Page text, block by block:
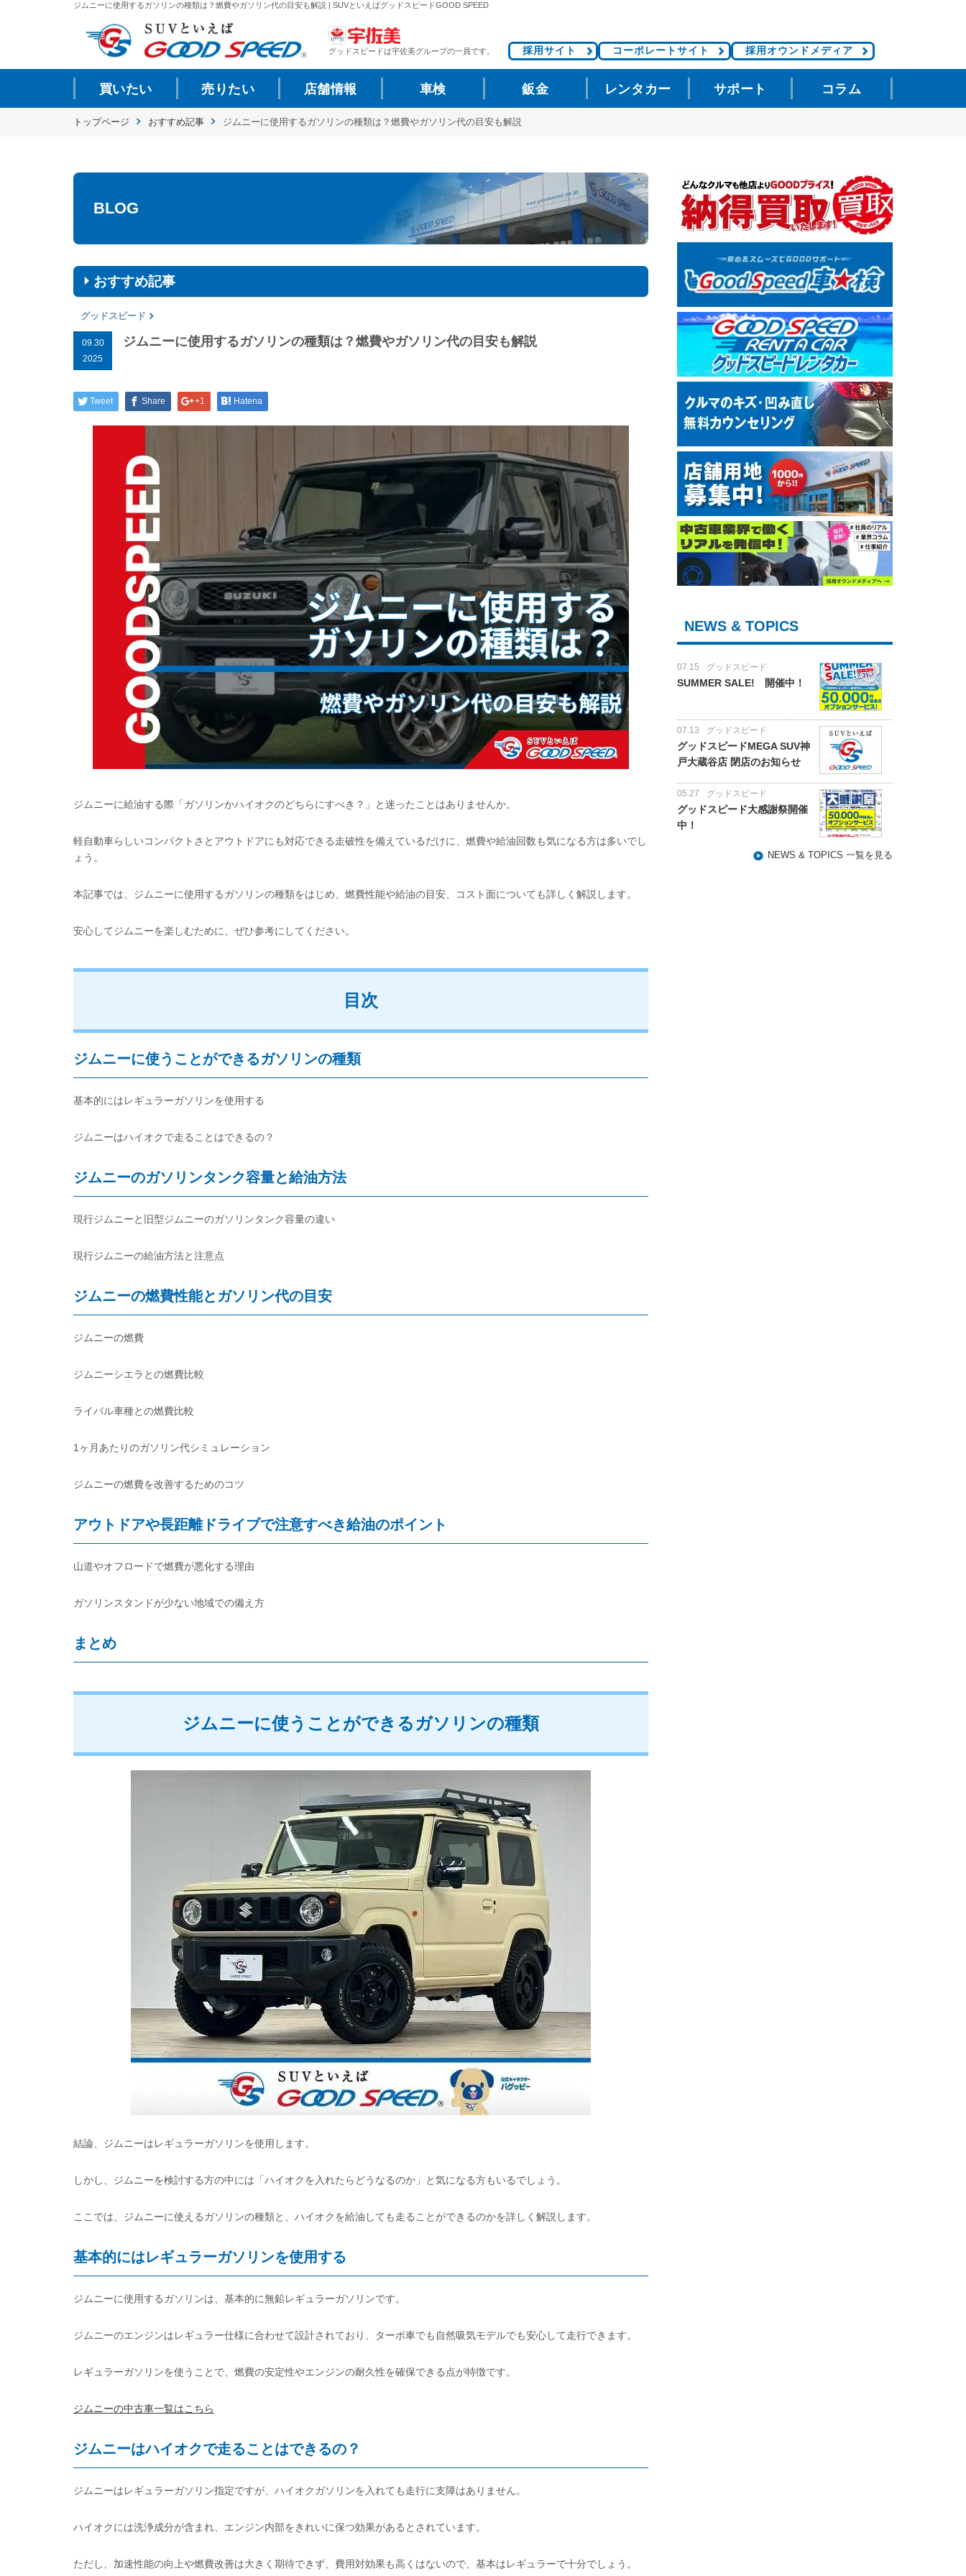
ジムニーに使用するガソリンの種類は？燃費やガソリン代の目安も解説 | SUVといえばグッドスピードGOOD SPEED
グッドスピードは宇佐美グループの一員です。 採用サイト コーポレートサイト 採用オウンドメディア
買いたい 売りたい 店舗情報 車検 鈑金 レンタカー サポート コラム
トップページ おすすめ記事 ジムニーに使用するガソリンの種類は？燃費やガソリン代の目安も解説
BLOG
おすすめ記事
グッドスピード
09.30
2025
ジムニーに使用するガソリンの種類は？燃費やガソリン代の目安も解説
Tweet Share +1 Hatena
ジムニーに給油する際「ガソリンかハイオクのどちらにすべき？」と迷ったことはありませんか。
軽自動車らしいコンパクトさとアウトドアにも対応できる走破性を備えているだけに、燃費や給油回数も気になる方は多いでし
ょう。
本記事では、ジムニーに使用するガソリンの種類をはじめ、燃費性能や給油の目安、コスト面についても詳しく解説します。
安心してジムニーを楽しむために、ぜひ参考にしてください。
目次
ジムニーに使うことができるガソリンの種類
基本的にはレギュラーガソリンを使用する
ジムニーはハイオクで走ることはできるの？
ジムニーのガソリンタンク容量と給油方法
現行ジムニーと旧型ジムニーのガソリンタンク容量の違い
現行ジムニーの給油方法と注意点
ジムニーの燃費性能とガソリン代の目安
ジムニーの燃費
ジムニーシエラとの燃費比較
ライバル車種との燃費比較
1ヶ月あたりのガソリン代シミュレーション
ジムニーの燃費を改善するためのコツ
アウトドアや長距離ドライブで注意すべき給油のポイント
山道やオフロードで燃費が悪化する理由
ガソリンスタンドが少ない地域での備え方
まとめ
ジムニーに使うことができるガソリンの種類
結論、ジムニーはレギュラーガソリンを使用します。
しかし、ジムニーを検討する方の中には「ハイオクを入れたらどうなるのか」と気になる方もいるでしょう。
ここでは、ジムニーに使えるガソリンの種類と、ハイオクを給油しても走ることができるのかを詳しく解説します。
基本的にはレギュラーガソリンを使用する
ジムニーに使用するガソリンは、基本的に無鉛レギュラーガソリンです。
ジムニーのエンジンはレギュラー仕様に合わせて設計されており、ターボ車でも自然吸気モデルでも安心して走行できます。
レギュラーガソリンを使うことで、燃費の安定性やエンジンの耐久性を確保できる点が特徴です。
ジムニーの中古車一覧はこちら
ジムニーはハイオクで走ることはできるの？
ジムニーはレギュラーガソリン指定ですが、ハイオクガソリンを入れても走行に支障はありません。
ハイオクには洗浄成分が含まれ、エンジン内部をきれいに保つ効果があるとされています。
ただし、加速性能の向上や燃費改善は大きく期待できず、費用対効果も高くはないので、基本はレギュラーで十分でしょう。
NEWS & TOPICS
07.15 グッドスピード
SUMMER SALE! 開催中！
07.13 グッドスピード
グッドスピードMEGA SUV神
戸大蔵谷店 閉店のお知らせ
05.27 グッドスピード
グッドスピード大感謝祭開催
中！
NEWS & TOPICS 一覧を見る